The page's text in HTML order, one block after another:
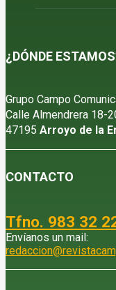
¿DÓNDE
Grupo Campo
Calle Almendrera 18-
47195 Arroyo de la
CONTACTO
Tfno. 983 32
Envíanos un mail: